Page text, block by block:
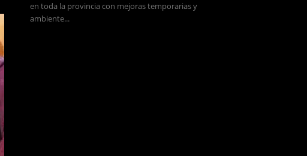
en toda la provincia con mejoras temporarias y
ambiente...